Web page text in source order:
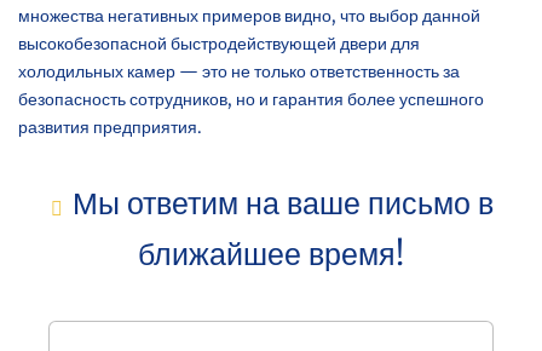
множества негативных примеров видно, что выбор данной
высокобезопасной быстродействующей двери для
холодильных камер — это не только ответственность за
безопасность сотрудников, но и гарантия более успешного
развития предприятия.
Мы ответим на ваше письмо в
ближайшее время!